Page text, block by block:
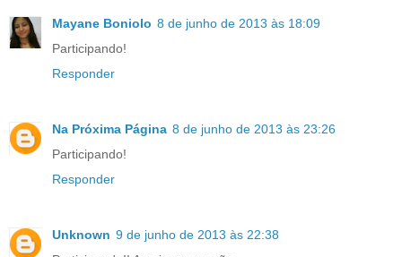
Mayane Boniolo 8 de junho de 2013 às 18:09
Participando!
Responder
Na Próxima Página 8 de junho de 2013 às 23:26
Participando!
Responder
Unknown 9 de junho de 2013 às 22:38